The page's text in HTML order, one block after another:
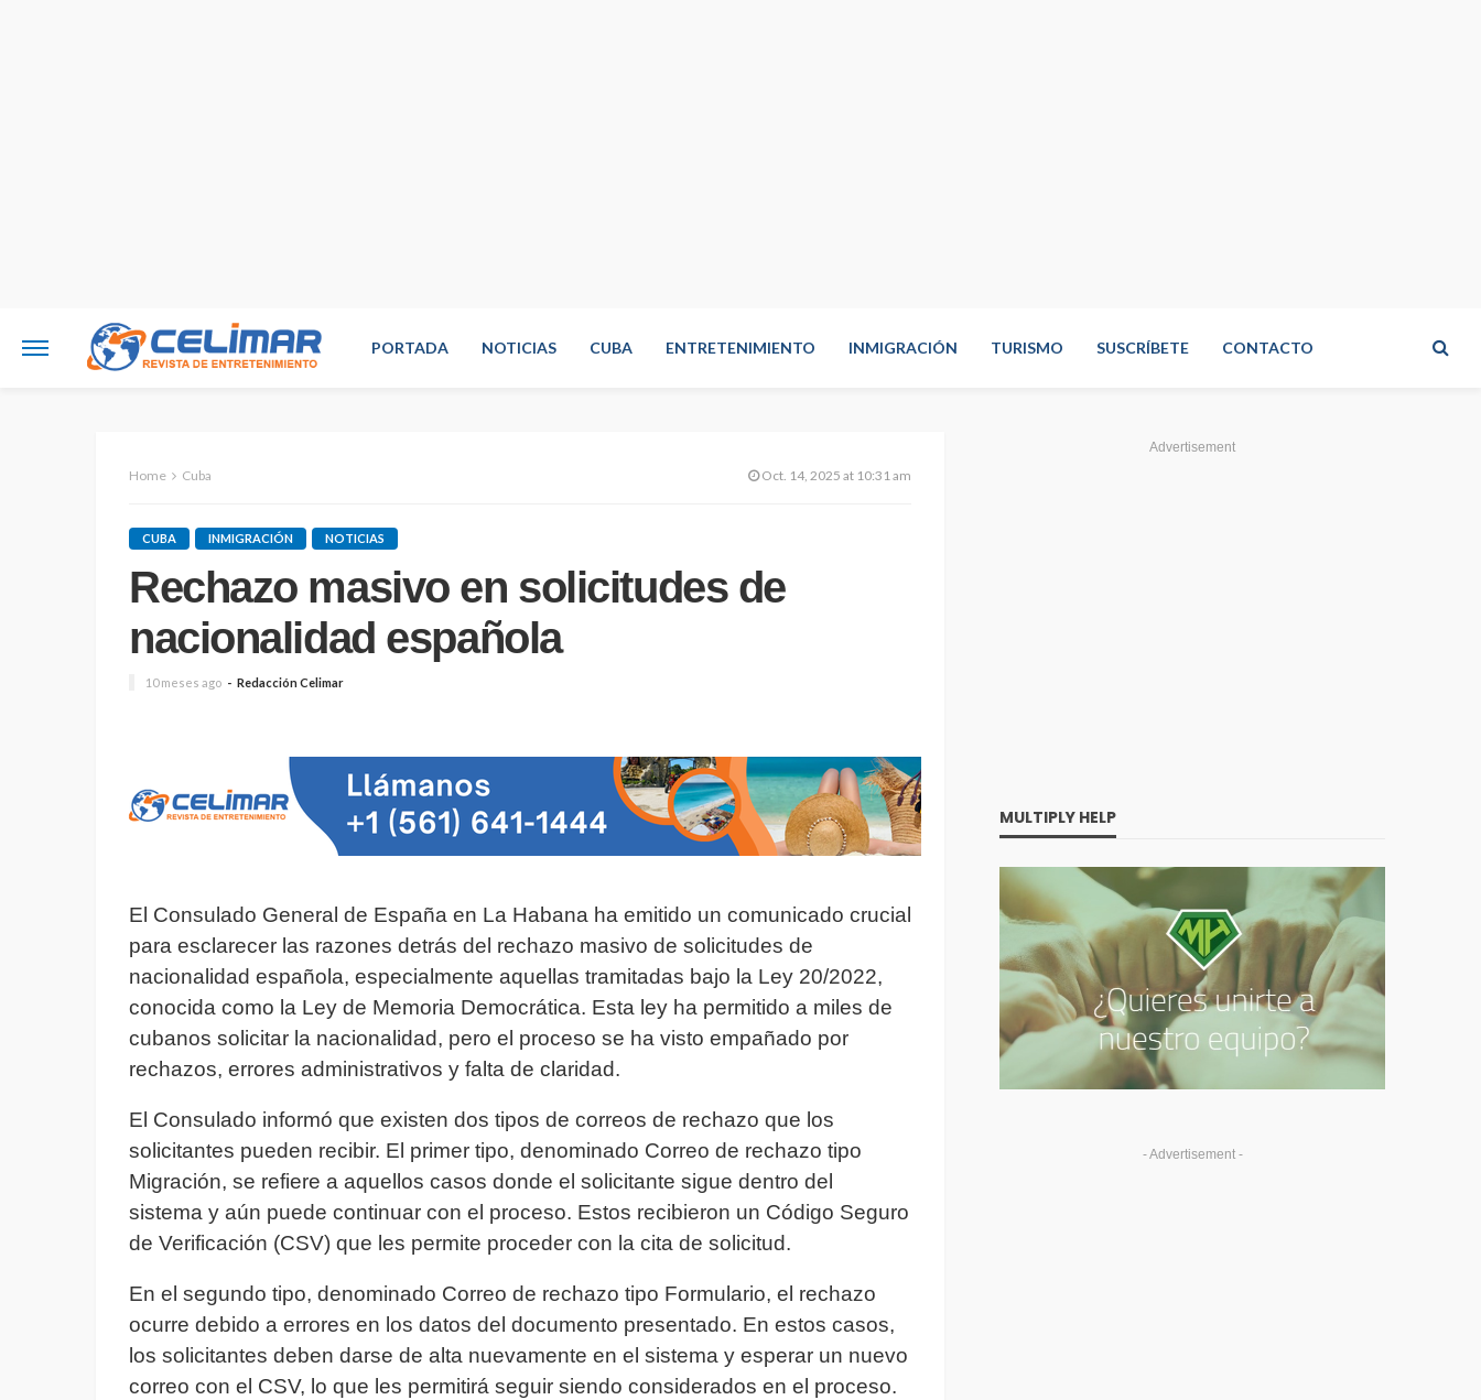
PORTADA NOTICIAS CUBA ENTRETENIMIENTO INMIGRACIÓN TURISMO SUSCRÍBETE CONTACTO
Home Cuba Oct. 14, 2025 at 10:31 am
CUBA INMIGRACIÓN NOTICIAS
Rechazo masivo en solicitudes de
nacionalidad española
10 meses ago Redacción Celimar
El Consulado General de España en La Habana ha emitido un comunicado crucial
para esclarecer las razones detrás del rechazo masivo de solicitudes de
nacionalidad española, especialmente aquellas tramitadas bajo la Ley 20/2022,
conocida como la Ley de Memoria Democrática. Esta ley ha permitido a miles de
cubanos solicitar la nacionalidad, pero el proceso se ha visto empañado por
rechazos, errores administrativos y falta de claridad.
El Consulado informó que existen dos tipos de correos de rechazo que los
solicitantes pueden recibir. El primer tipo, denominado Correo de rechazo tipo
Migración, se refiere a aquellos casos donde el solicitante sigue dentro del
sistema y aún puede continuar con el proceso. Estos recibieron un Código Seguro
de Verificación (CSV) que les permite proceder con la cita de solicitud.
En el segundo tipo, denominado Correo de rechazo tipo Formulario, el rechazo
ocurre debido a errores en los datos del documento presentado. En estos casos,
los solicitantes deben darse de alta nuevamente en el sistema y esperar un nuevo
correo con el CSV, lo que les permitirá seguir siendo considerados en el proceso.
Advertisement
MULTIPLY HELP
- Advertisement -